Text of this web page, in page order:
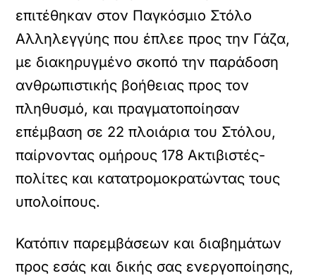
επιτέθηκαν στον Παγκόσμιο Στόλο
Αλληλεγγύης που έπλεε προς την Γάζα,
με διακηρυγμένο σκοπό την παράδοση
ανθρωπιστικής βοήθειας προς τον
πληθυσμό, και πραγματοποίησαν
επέμβαση σε 22 πλοιάρια του Στόλου,
παίρνοντας ομήρους 178 Ακτιβιστές-
πολίτες και κατατρομοκρατώντας τους
υπολοίπους.
Κατόπιν παρεμβάσεων και διαβημάτων
προς εσάς και δικής σας ενεργοποίησης,